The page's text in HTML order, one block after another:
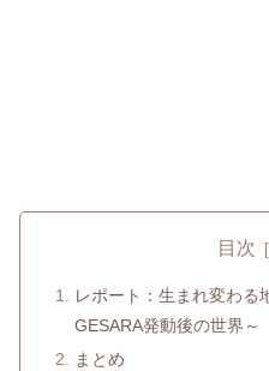
目次
レポート：生まれ変わる
GESARA発動後の世界～
まとめ